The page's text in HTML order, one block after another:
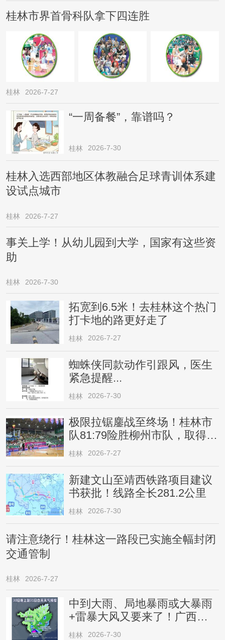
桂林市界首骨科队拿下四连胜
桂林 2026-7-27
“一周备餐”，靠谱吗？
桂林 2026-7-30
桂林入选西部地区体教融合足球青训体系建
设试点城市
桂林 2026-7-27
事关上学！从幼儿园到大学，国家有这些资
助
桂林 2026-7-30
拓宽到6.5米！去桂林这个热门
打卡地的路更好走了
桂林 2026-7-27
蜘蛛侠同款动作引跟风，医生
紧急提醒...
桂林 2026-7-30
极限拉锯鏖战至终场！桂林市
队81:79险胜柳州市队，取得四
连胜
桂林 2026-7-27
新建文山至靖西铁路项目建议
书获批！线路全长281.2公里
桂林 2026-7-30
请注意绕行！桂林这一路段已实施全幅封闭
交通管制
桂林 2026-7-27
中到大雨、局地暴雨或大暴雨
+雷暴大风又要来了！广西人
请注意
桂林 2026-7-30